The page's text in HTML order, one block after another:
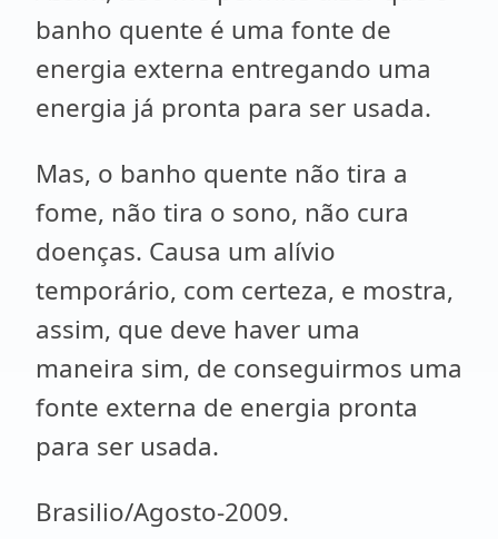
banho quente é uma fonte de
energia externa entregando uma
energia já pronta para ser usada.
Mas, o banho quente não tira a
fome, não tira o sono, não cura
doenças. Causa um alívio
temporário, com certeza, e mostra,
assim, que deve haver uma
maneira sim, de conseguirmos uma
fonte externa de energia pronta
para ser usada.
Brasilio/Agosto-2009.